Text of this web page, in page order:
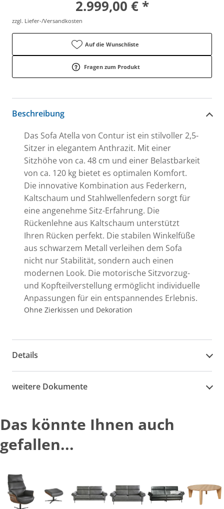
2.999,00 € *
zzgl. Liefer-/Versandkosten
Auf die Wunschliste
Fragen zum Produkt
Beschreibung
Das Sofa Atella von Contur ist ein stilvoller 2,5-
Sitzer in elegantem Anthrazit. Mit einer
Sitzhöhe von ca. 48 cm und einer Belastbarkeit
von ca. 120 kg bietet es optimalen Komfort.
Die innovative Kombination aus Federkern,
Kaltschaum und Stahlwellenfedern sorgt für
eine angenehme Sitz-Erfahrung. Die
Rückenlehne aus Kaltschaum unterstützt
Ihren Rücken perfekt. Die stabilen Winkelfüße
aus schwarzem Metall verleihen dem Sofa
nicht nur Stabilität, sondern auch einen
modernen Look. Die motorische Sitzvorzug-
und Kopfteilverstellung ermöglicht individuelle
Anpassungen für ein entspannendes Erlebnis.
Ohne Zierkissen und Dekoration
Details
weitere Dokumente
Das könnte Ihnen auch
gefallen...